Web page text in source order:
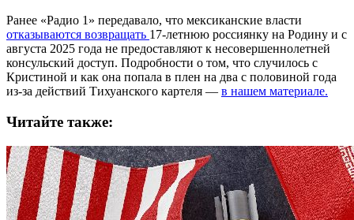
Ранее «Радио 1» передавало, что мексиканские власти
отказываются возвращать 17-летнюю россиянку на Родину и с
августа 2025 года не предоставляют к несовершеннолетней
консульский доступ. Подробности о том, что случилось с
Кристиной и как она попала в плен на два с половиной года
из-за действий Тихуанского картеля — в нашем материале.
Читайте также: